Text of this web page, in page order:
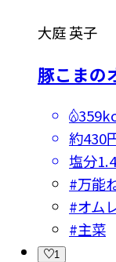
大庭 英子
豚こまの
約430
塩分
#万能
#オム
#主菜
1